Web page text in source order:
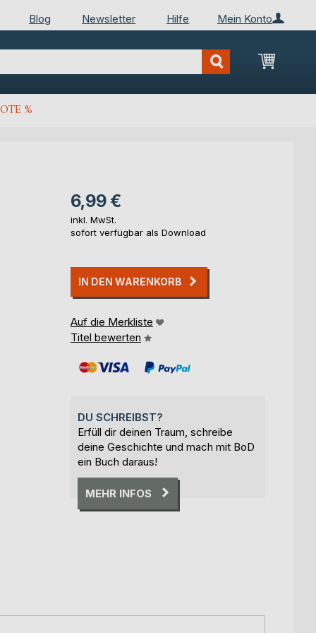
Mein Konto
Blog Newsletter Hilfe
Mein
%
6,99 €
inkl. MwSt.
sofort verfügbar als Download
IN DEN WARENKORB
Auf die Merkliste
Titel bewerten
DU SCHREIBST?
Erfüll dir deinen Traum, schreibe
deine Geschichte und mach mit BoD
ein Buch daraus!
MEHR INFOS